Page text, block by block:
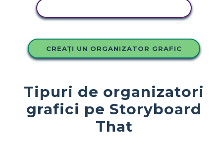
CREAȚI UN ORGANIZATOR GRAFIC
Tipuri de organizatori
grafici pe Storyboard
That